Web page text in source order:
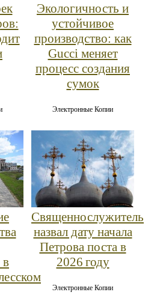
Экологичность и
устойчивое
производство: как
Gucci меняет
процесс создания
сумок
Электронные Копии
в
Священнослужитель
назвал дату начала
Петрова поста в
2026 году
Электронные Копии